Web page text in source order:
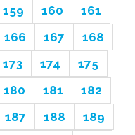
159 160
161
166 167
168
173 174
175
180 181
182
187 188
189